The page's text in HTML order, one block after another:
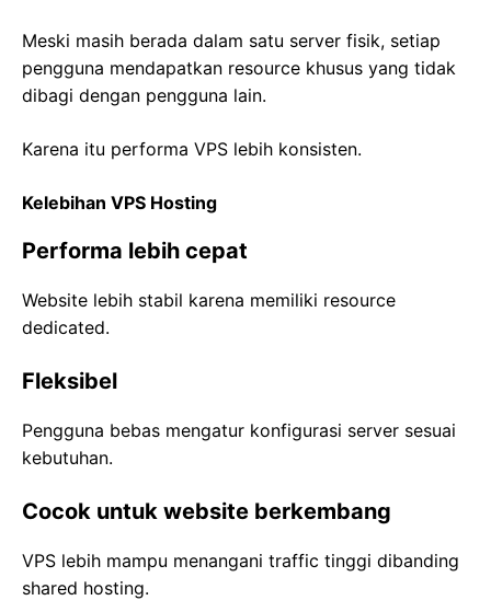
Meski masih berada dalam satu server fisik, setiap
pengguna mendapatkan resource khusus yang tidak
dibagi dengan pengguna lain.
Karena itu performa VPS lebih konsisten.
Kelebihan VPS Hosting
Performa lebih cepat
Website lebih stabil karena memiliki resource
dedicated.
Fleksibel
Pengguna bebas mengatur konfigurasi server sesuai
kebutuhan.
Cocok untuk website berkembang
VPS lebih mampu menangani traffic tinggi dibanding
shared hosting.